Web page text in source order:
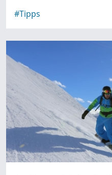
#Tipps